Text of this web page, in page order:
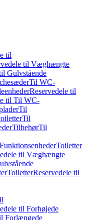
til
til Væghængte
Gulvstående
Til WC-
Reservedele til
til Til WC-
Til
Til
TilbehørTil
FunktionsenhederToiletter
til Væghængte
ToiletterReservedele til
til Forhøjede
Forlængede